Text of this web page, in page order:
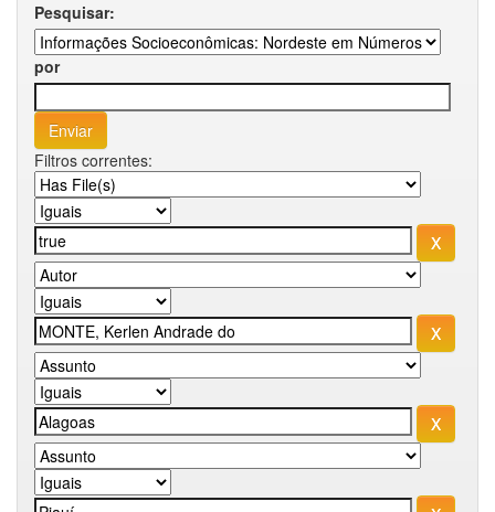
Pesquisar:
por
Filtros correntes: